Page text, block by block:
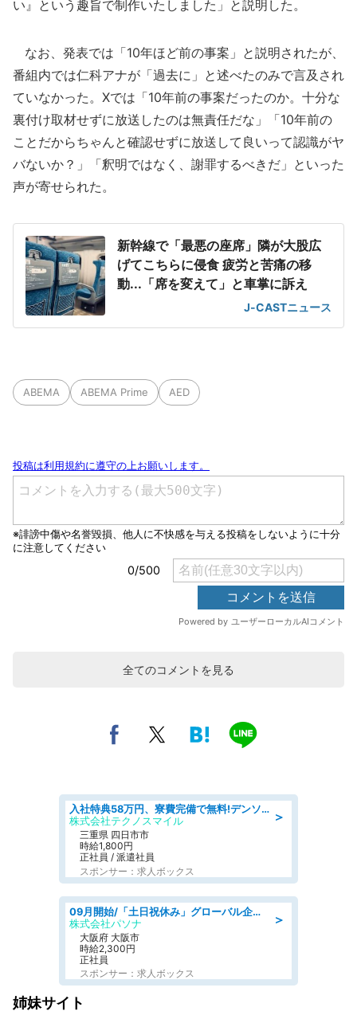
い』という趣旨で制作いたしました」と説明した。
なお、発表では「10年ほど前の事案」と説明されたが、
番組内では仁科アナが「過去に」と述べたのみで言及され
ていなかった。Xでは「10年前の事案だったのか。十分な
裏付け取材せずに放送したのは無責任だな」「10年前の
ことだからちゃんと確認せずに放送して良いって認識がヤ
バないか？」「釈明ではなく、謝罪するべきだ」といった
声が寄せられた。
新幹線で「最悪の座席」隣が大股広
げてこちらに侵食 疲労と苦痛の移
動...「席を変えて」と車掌に訴え
J-CASTニュース
ABEMA ABEMA Prime AED
全てのコメントを見る
＞
入社特典58万円、寮費完備で無料!デンソーで働こう!自動車工場で小型部品の検査業務 denso aichi
株式会社テクノスマイル
三重県 四日市市
時給1,800円
正社員 / 派遣社員
スポンサー：求人ボックス
＞
09月開始/「土日祝休み」グローバル企業での産業保健のお仕事/保健師/高時給/残業なし/服装自由
株式会社パソナ
大阪府 大阪市
時給2,300円
正社員
スポンサー：求人ボックス
姉妹サイト